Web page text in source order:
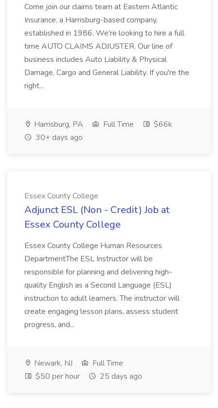
Come join our claims team at Eastern Atlantic
Insurance, a Harrisburg-based company,
established in 1986. We're looking to hire a full
time AUTO CLAIMS ADJUSTER. Our line of
business includes Auto Liability & Physical
Damage, Cargo and General Liability. If you're the
right...
Harrisburg, PA Full Time
$66k
30+ days ago
Essex County College
Adjunct ESL (Non - Credit) Job at
Essex County College
Essex County College Human Resources
DepartmentThe ESL Instructor will be
responsible for planning and delivering high-
quality English as a Second Language (ESL)
instruction to adult learners. The instructor will
create engaging lesson plans, assess student
progress, and...
Newark, NJ
Full Time
$50 per hour
25 days ago